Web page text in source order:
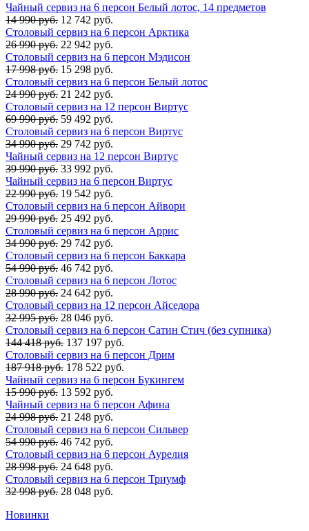
Чайный сервиз на 6 персон Белый лотос, 14 предметов
14 990 руб. 12 742 руб.
Столовый сервиз на 6 персон Арктика
26 990 руб. 22 942 руб.
Столовый сервиз на 6 персон Мэдисон
17 998 руб. 15 298 руб.
Столовый сервиз на 6 персон Белый лотос
24 990 руб. 21 242 руб.
Столовый сервиз на 12 персон Виртус
69 990 руб. 59 492 руб.
Столовый сервиз на 6 персон Виртус
34 990 руб. 29 742 руб.
Чайный сервиз на 12 персон Виртус
39 990 руб. 33 992 руб.
Чайный сервиз на 6 персон Виртус
22 990 руб. 19 542 руб.
Столовый сервиз на 6 персон Айвори
29 990 руб. 25 492 руб.
Столовый сервиз на 6 персон Аррис
34 990 руб. 29 742 руб.
Столовый сервиз на 6 персон Баккара
54 990 руб. 46 742 руб.
Столовый сервиз на 6 персон Лотос
28 990 руб. 24 642 руб.
Столовый сервиз на 12 персон Айседора
32 995 руб. 28 046 руб.
Столовый сервиз на 6 персон Сатин Стич (без супника)
144 418 руб. 137 197 руб.
Столовый сервиз на 6 персон Дрим
187 918 руб. 178 522 руб.
Чайный сервиз на 6 персон Букингем
15 990 руб. 13 592 руб.
Чайный сервиз на 6 персон Афина
24 998 руб. 21 248 руб.
Столовый сервиз на 6 персон Сильвер
54 990 руб. 46 742 руб.
Столовый сервиз на 6 персон Аурелия
28 998 руб. 24 648 руб.
Столовый сервиз на 6 персон Триумф
32 998 руб. 28 048 руб.
Новинки